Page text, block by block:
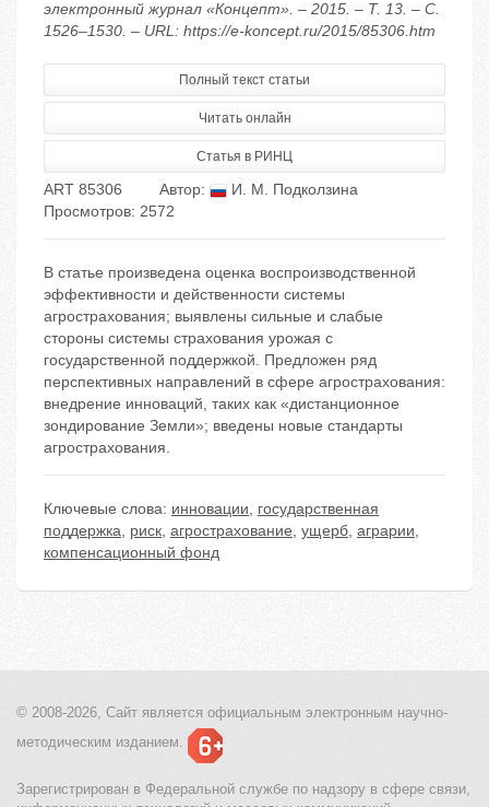
электронный журнал «Концепт». – 2015. – Т. 13. – С.
1526–1530. – URL: https://e-koncept.ru/2015/85306.htm
Полный текст статьи
Читать онлайн
Статья в РИНЦ
ART 85306 Автор:
И. М. Подколзина
Просмотров: 2572
В статье произведена оценка воспроизводственной
эффективности и действенности системы
агрострахования; выявлены сильные и слабые
стороны системы страхования урожая с
государственной поддержкой. Предложен ряд
перспективных направлений в сфере агрострахования:
внедрение инноваций, таких как «дистанционное
зондирование Земли»; введены новые стандарты
агрострахования.
Ключевые слова: инновации, государственная
поддержка, риск, агрострахование, ущерб, аграрии,
компенсационный фонд
© 2008-2026, Сайт является официальным электронным научно-
методическим изданием.
Зарегистрирован в Федеральной службе по надзору в сфере связи,